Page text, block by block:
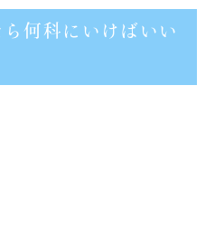
何科にいけばいい